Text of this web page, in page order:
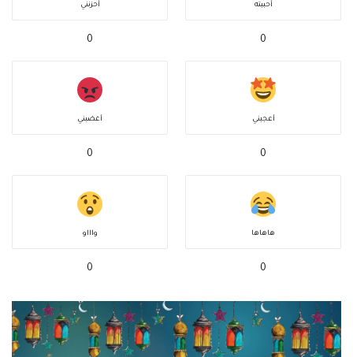
أحببته
0
أحزنني
0
أعجبني
0
أغضبني
0
هاهاها
0
واااو
0